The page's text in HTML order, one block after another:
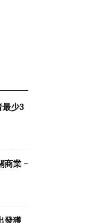
最少3
商業 –
發獲